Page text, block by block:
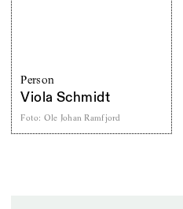
Person
Viola Schmidt
Foto: Ole Johan Ramfjord